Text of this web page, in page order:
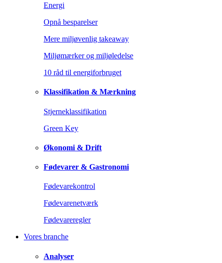
Energi
Opnå besparelser
Mere miljøvenlig takeaway
Miljømærker og miljøledelse
10 råd til energiforbruget
Klassifikation & Mærkning
Stjerneklassifikation
Green Key
Økonomi & Drift
Fødevarer & Gastronomi
Fødevarekontrol
Fødevarenetværk
Fødevareregler
Vores branche
Analyser